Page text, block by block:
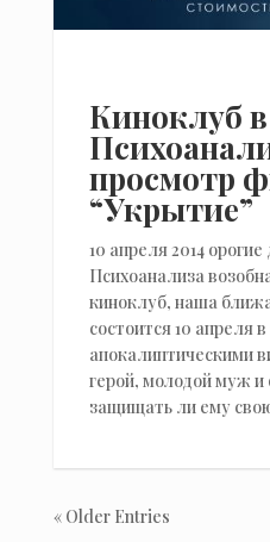
Киноклуб
просмотр
“Укрытие”
10 апреля 2014
Психоанализа
киноклуб, наша
состоится 10 апреля
апокалиптическими
герой, молодой муж
защищать ли ему
« Older Entries